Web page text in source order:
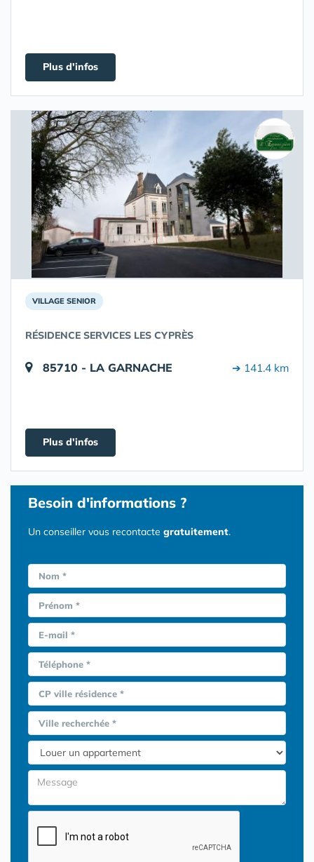
Plus d'infos
VILLAGE SENIOR
RÉSIDENCE SERVICES LES CYPRÈS
85710 - LA GARNACHE ➔ 141.4 km
Plus d'infos
Besoin d'informations ?
Un conseiller vous recontacte gratuitement.
Nom *
Prénom *
E-mail *
Téléphone *
CP ville résidence *
Ville recherchée *